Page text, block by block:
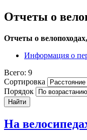
Отчеты о
Отчеты о
Информация о
Всего: 9
Сортировка
Порядок
Найти
На